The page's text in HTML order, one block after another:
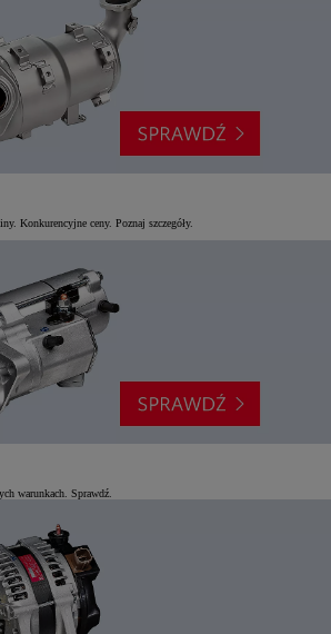
Konkurencyjne ceny. Poznaj szczegóły.
warunkach. Sprawdź.